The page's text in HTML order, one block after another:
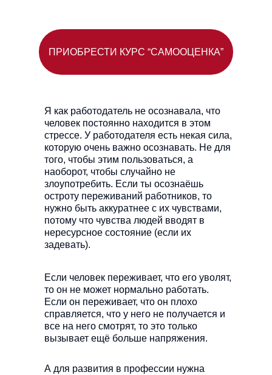
Я как работодатель не осознавала, что
человек постоянно находится в этом
стрессе. У работодателя есть некая сила,
которую очень важно осознавать. Не для
того, чтобы этим пользоваться, а
наоборот, чтобы случайно не
злоупотребить. Если ты осознаёшь
остроту переживаний работников, то
нужно быть аккуратнее с их чувствами,
потому что чувства людей вводят в
нересурсное состояние (если их
задевать).
Если человек переживает, что его уволят,
то он не может нормально работать.
Если он переживает, что он плохо
справляется, что у него не получается и
все на него смотрят, то это только
вызывает ещё больше напряжения.
А для развития в профессии нужна
ПРИОБРЕСТИ КУРС “САМООЦЕНКА”